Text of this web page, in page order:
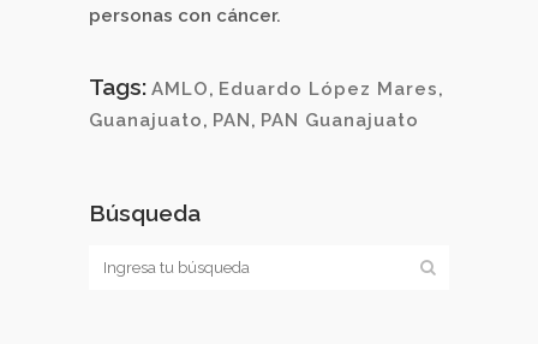
personas con cáncer.
Tags: AMLO, Eduardo López Mares,
Guanajuato, PAN, PAN Guanajuato
Búsqueda